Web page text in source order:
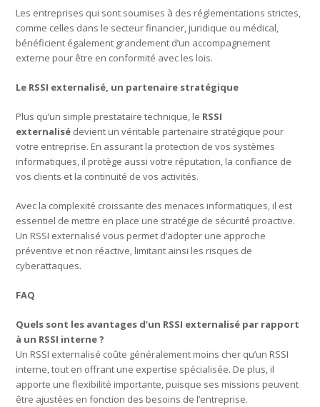
Les entreprises qui sont soumises à des réglementations strictes,
comme celles dans le secteur financier, juridique ou médical,
bénéficient également grandement d’un accompagnement
externe pour être en conformité avec les lois.
Le RSSI externalisé, un partenaire stratégique
Plus qu’un simple prestataire technique, le RSSI
externalisé devient un véritable partenaire stratégique pour
votre entreprise. En assurant la protection de vos systèmes
informatiques, il protège aussi votre réputation, la confiance de
vos clients et la continuité de vos activités.
Avec la complexité croissante des menaces informatiques, il est
essentiel de mettre en place une stratégie de sécurité proactive.
Un RSSI externalisé vous permet d’adopter une approche
préventive et non réactive, limitant ainsi les risques de
cyberattaques.
FAQ
Quels sont les avantages d’un RSSI externalisé par rapport
à un RSSI interne ?
Un RSSI externalisé coûte généralement moins cher qu’un RSSI
interne, tout en offrant une expertise spécialisée. De plus, il
apporte une flexibilité importante, puisque ses missions peuvent
être ajustées en fonction des besoins de l’entreprise.